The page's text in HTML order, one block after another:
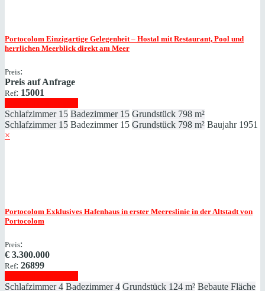
Portocolom Einzigartige Gelegenheit – Hostal mit Restaurant, Pool und
herrlichen Meerblick direkt am Meer
Preis:
Preis auf Anfrage
Ref: 15001
Schlafzimmer 15 Badezimmer 15 Grundstück 798 m²
Schlafzimmer 15 Badezimmer 15 Grundstück 798 m² Baujahr 1951
×
Portocolom Exklusives Hafenhaus in erster Meereslinie in der Altstadt von
Portocolom
Preis:
€ 3.300.000
Ref: 26899
Schlafzimmer 4 Badezimmer 4 Grundstück 124 m² Bebaute Fläche